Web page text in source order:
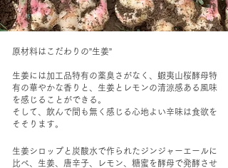
原材料はこだわりの”生姜”
生姜には加工品特有の薬臭さがなく、蝦夷山桜酵母特
有の華やかな香りと、生姜とレモンの清涼感ある風味
を感じることができる。
そして、飲んで間も無く感じる心地よい辛味は食欲を
そそります。
生姜シロップと炭酸水で作られたジンジャーエールに
比べ、生姜、唐辛子、レモン、糖蜜を酵母で発酵させ